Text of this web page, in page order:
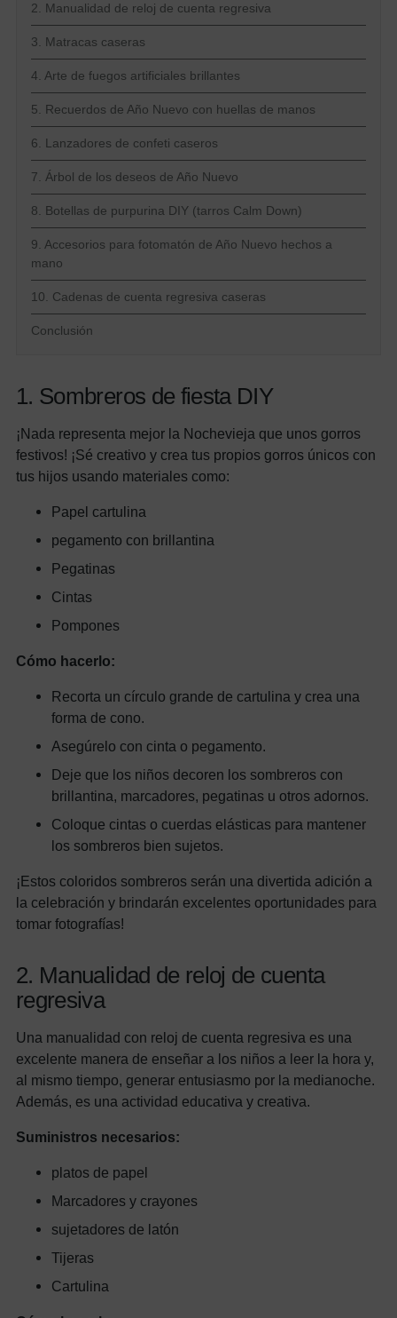
2. Manualidad de reloj de cuenta regresiva
3. Matracas caseras
4. Arte de fuegos artificiales brillantes
5. Recuerdos de Año Nuevo con huellas de manos
6. Lanzadores de confeti caseros
7. Árbol de los deseos de Año Nuevo
8. Botellas de purpurina DIY (tarros Calm Down)
9. Accesorios para fotomatón de Año Nuevo hechos a
mano
10. Cadenas de cuenta regresiva caseras
Conclusión
1. Sombreros de fiesta DIY
¡Nada representa mejor la Nochevieja que unos gorros
festivos! ¡Sé creativo y crea tus propios gorros únicos con
tus hijos usando materiales como:
Papel cartulina
pegamento con brillantina
Pegatinas
Cintas
Pompones
Cómo hacerlo:
Recorta un círculo grande de cartulina y crea una
forma de cono.
Asegúrelo con cinta o pegamento.
Deje que los niños decoren los sombreros con
brillantina, marcadores, pegatinas u otros adornos.
Coloque cintas o cuerdas elásticas para mantener
los sombreros bien sujetos.
¡Estos coloridos sombreros serán una divertida adición a
la celebración y brindarán excelentes oportunidades para
tomar fotografías!
2. Manualidad de reloj de cuenta
regresiva
Una manualidad con reloj de cuenta regresiva es una
excelente manera de enseñar a los niños a leer la hora y,
al mismo tiempo, generar entusiasmo por la medianoche.
Además, es una actividad educativa y creativa.
Suministros necesarios:
platos de papel
Marcadores y crayones
sujetadores de latón
Tijeras
Cartulina